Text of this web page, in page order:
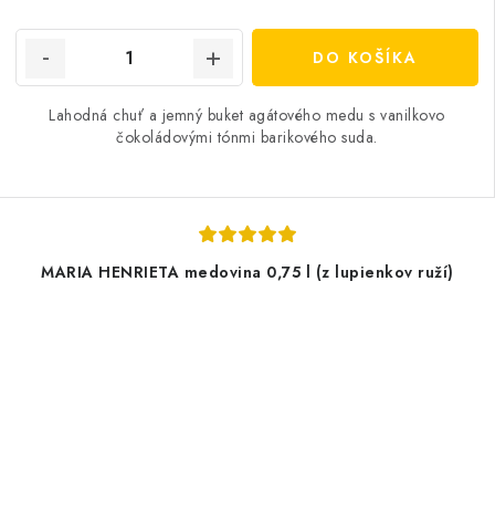
DO KOŠÍKA
Lahodná chuť a jemný buket agátového medu s vanilkovo
čokoládovými tónmi barikového suda.
MARIA HENRIETA medovina 0,75 l (z lupienkov ruží)